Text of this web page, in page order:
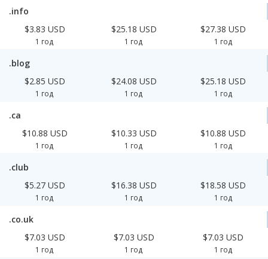
.info
$3.83 USD
1 год
$25.18 USD
1 год
$27.38 USD
1 год
.blog
$2.85 USD
1 год
$24.08 USD
1 год
$25.18 USD
1 год
.ca
$10.88 USD
1 год
$10.33 USD
1 год
$10.88 USD
1 год
.club
$5.27 USD
1 год
$16.38 USD
1 год
$18.58 USD
1 год
.co.uk
$7.03 USD
1 год
$7.03 USD
1 год
$7.03 USD
1 год